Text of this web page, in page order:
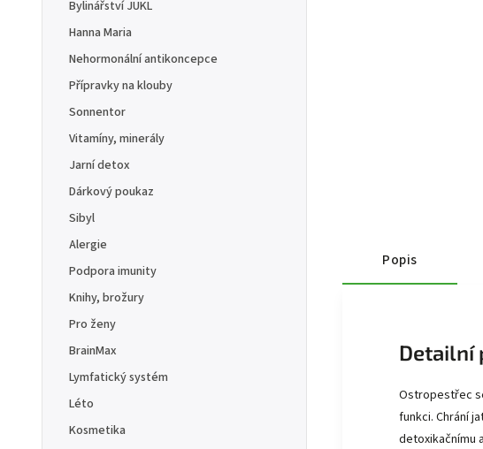
Bylinářství JUKL
Hanna Maria
Nehormonální antikoncepce
Přípravky na klouby
Sonnentor
Vitamíny, minerály
Jarní detox
Dárkový poukaz
Sibyl
Alergie
Podpora imunity
Knihy, brožury
Pro ženy
BrainMax
Lymfatický systém
Léto
Kosmetika
Popis
Detailní
Ostropestřec
funkci. Chrání
detoxikačnímu